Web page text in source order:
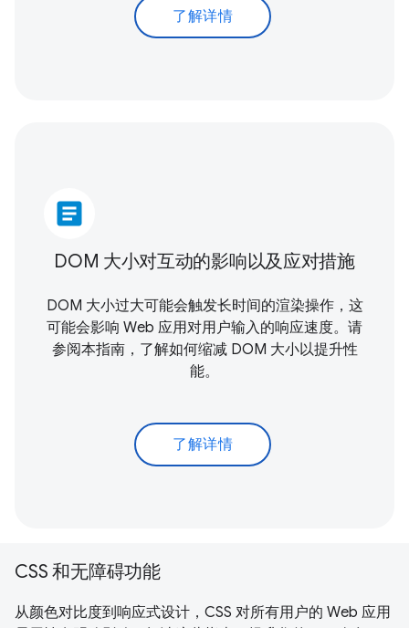
了解详情
article
DOM 大小对互动的影响以及应对措施
DOM 大小过大可能会触发长时间的渲染操作，这
可能会影响 Web 应用对用户输入的响应速度。请
参阅本指南，了解如何缩减 DOM 大小以提升性
能。
了解详情
CSS 和无障碍功能
从颜色对比度到响应式设计，CSS 对所有用户的 Web 应用